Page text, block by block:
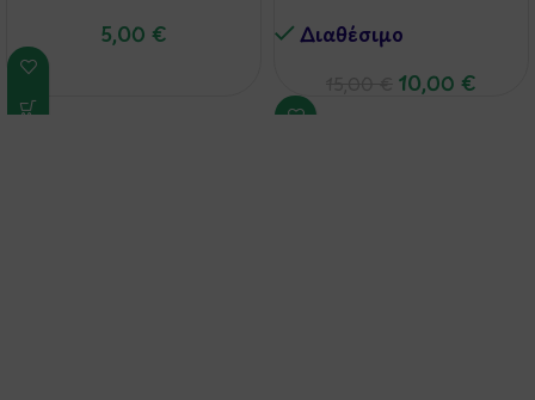
5,00 €
Maker
Διαθέσιμo
10,00 €